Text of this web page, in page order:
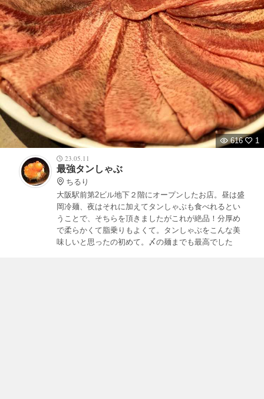
616
1
23.05.11
最強タンしゃぶ
ちるり
大阪駅前第2ビル地下２階にオープンしたお店。昼は盛
岡冷麺、夜はそれに加えてタンしゃぶも食べれるとい
うことで、そちらを頂きましたがこれが絶品！分厚め
で柔らかくて脂乗りもよくて。タンしゃぶをこんな美
味しいと思ったの初めて。〆の麺までも最高でした